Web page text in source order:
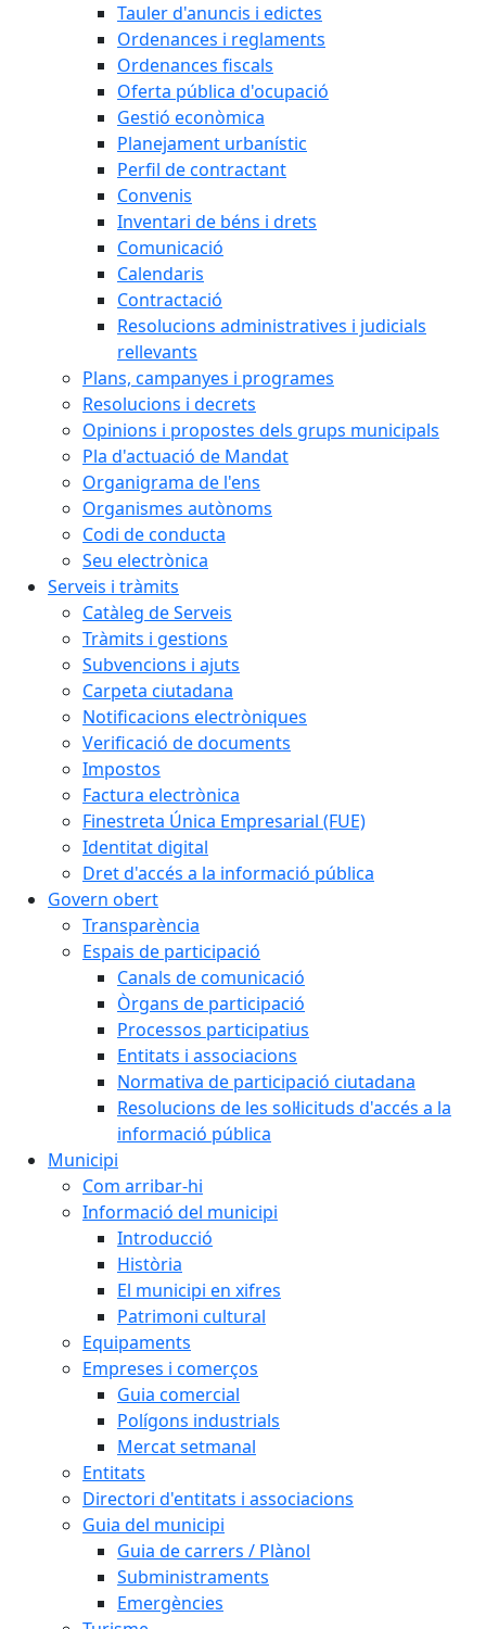
Tauler d'anuncis i edictes
Ordenances i reglaments
Ordenances fiscals
Oferta pública d'ocupació
Gestió econòmica
Planejament urbanístic
Perfil de contractant
Convenis
Inventari de béns i drets
Comunicació
Calendaris
Contractació
Resolucions administratives i judicials
rellevants
Plans, campanyes i programes
Resolucions i decrets
Opinions i propostes dels grups municipals
Pla d'actuació de Mandat
Organigrama de l'ens
Organismes autònoms
Codi de conducta
Seu electrònica
Serveis i tràmits
Catàleg de Serveis
Tràmits i gestions
Subvencions i ajuts
Carpeta ciutadana
Notificacions electròniques
Verificació de documents
Impostos
Factura electrònica
Finestreta Única Empresarial (FUE)
Identitat digital
Dret d'accés a la informació pública
Govern obert
Transparència
Espais de participació
Canals de comunicació
Òrgans de participació
Processos participatius
Entitats i associacions
Normativa de participació ciutadana
Resolucions de les sol·licituds d'accés a la
informació pública
Municipi
Com arribar-hi
Informació del municipi
Introducció
Història
El municipi en xifres
Patrimoni cultural
Equipaments
Empreses i comerços
Guia comercial
Polígons industrials
Mercat setmanal
Entitats
Directori d'entitats i associacions
Guia del municipi
Guia de carrers / Plànol
Subministraments
Emergències